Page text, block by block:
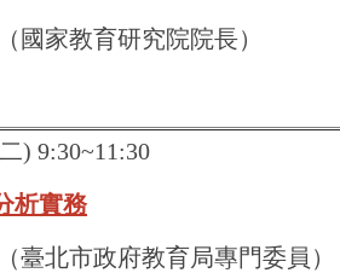
國家教育研究院院長）
) 9:30~11:30
析實務
臺北市政府教育局專門委員）